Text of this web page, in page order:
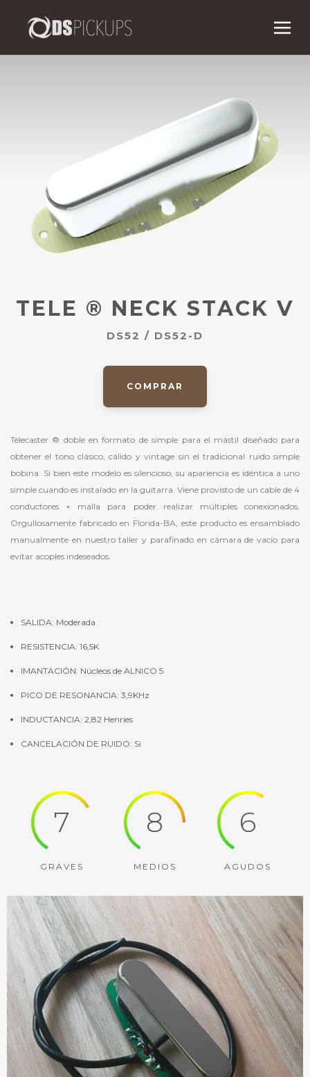
TELE ® NECK STACK V
DS52 / DS52-D
COMPRAR
Telecaster ® doble en formato de simple para el mástil diseñado para
obtener el tono clásico, cálido y vintage sin el tradicional ruido simple
bobina. Si bien este modelo es silencioso, su apariencia es idéntica a uno
simple cuando es instalado en la guitarra. Viene provisto de un cable de 4
conductores + malla para poder realizar múltiples conexionados.
Orgullosamente fabricado en Florida-BA, este producto es ensamblado
manualmente en nuestro taller y parafinado en cámara de vacío para
evitar acoples indeseados.
SALIDA: Moderada
RESISTENCIA: 16,5K
IMANTACIÓN: Núcleos de ALNICO 5
PICO DE RESONANCIA: 3,9KHz
INDUCTANCIA: 2,82 Henries
CANCELACIÓN DE RUIDO: Si
7
GRAVES
8
MEDIOS
6
AGUDOS